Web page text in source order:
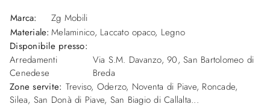
Marca:
Zg Mobili
Materiale: Melaminico, Laccato opaco, Legno
Disponibile presso:
Arredamenti
Cenedese
Via S.M. Davanzo, 90,San Bartolomeo di
Breda
Zone servite: Treviso, Oderzo, Noventa di Piave, Roncade,
Silea, San Donà di Piave, San Biagio di Callalta...